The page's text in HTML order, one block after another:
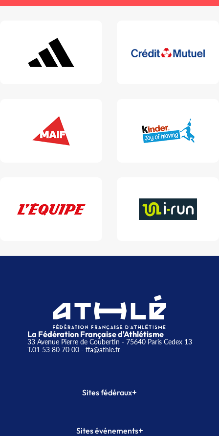
La Fédération Française d'Athlétisme
33 Avenue Pierre de Coubertin - 75640 Paris Cedex 13
T.01 53 80 70 00- ffa@athle.fr
Sites fédéraux+
Plateforme Formation
Sites événements+